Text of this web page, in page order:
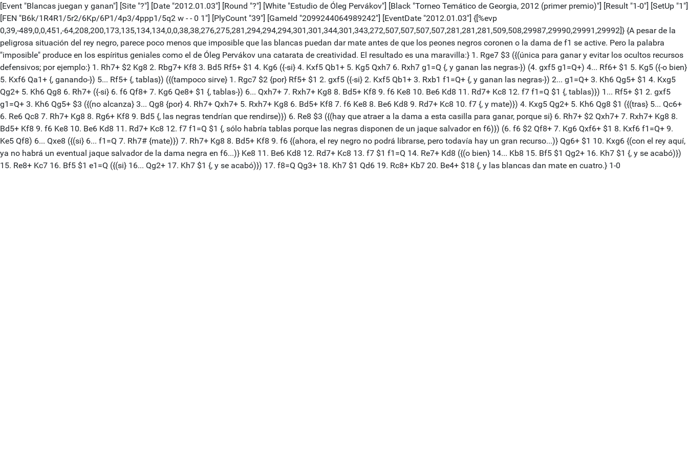
[Event "Blancas juegan y ganan"] [Site "?"] [Date "2012.01.03"] [Round "?"] [White "Estudio de Óleg Pervákov"] [Black "Torneo Temático de Georgia, 2012 (primer premio)"] [Result "1-0"] [SetUp "1"]
[FEN "B6k/1R4R1/5r2/6Kp/6P1/4p3/4ppp1/5q2 w - - 0 1"] [PlyCount "39"] [GameId "2099244064989242"] [EventDate "2012.01.03"] {[%evp
0,39,-489,0,0,451,-64,208,200,173,135,134,134,0,0,38,38,276,275,281,294,294,294,301,301,344,301,343,272,507,507,507,507,281,281,281,509,508,29987,29990,29991,29992]} {A pesar de la
peligrosa situación del rey negro, parece poco menos que imposible que las blancas puedan dar mate antes de que los peones negros coronen o la dama de f1 se active. Pero la palabra
"imposible" produce en los espíritus geniales como el de Óleg Pervákov una catarata de creatividad. El resultado es una maravilla:} 1. Rge7 $3 ({(única para ganar y evitar los ocultos recursos
defensivos; por ejemplo:} 1. Rh7+ $2 Kg8 2. Rbg7+ Kf8 3. Bd5 Rf5+ $1 4. Kg6 ({-si} 4. Kxf5 Qb1+ 5. Kg5 Qxh7 6. Rxh7 g1=Q {, y ganan las negras-}) (4. gxf5 g1=Q+) 4... Rf6+ $1 5. Kg5 ({-o bien}
5. Kxf6 Qa1+ {, ganando-}) 5... Rf5+ {, tablas}) ({(tampoco sirve} 1. Rgc7 $2 {por} Rf5+ $1 2. gxf5 ({-si} 2. Kxf5 Qb1+ 3. Rxb1 f1=Q+ {, y ganan las negras-}) 2... g1=Q+ 3. Kh6 Qg5+ $1 4. Kxg5
Qg2+ 5. Kh6 Qg8 6. Rh7+ ({-si} 6. f6 Qf8+ 7. Kg6 Qe8+ $1 {, tablas-}) 6... Qxh7+ 7. Rxh7+ Kg8 8. Bd5+ Kf8 9. f6 Ke8 10. Be6 Kd8 11. Rd7+ Kc8 12. f7 f1=Q $1 {, tablas)}) 1... Rf5+ $1 2. gxf5
g1=Q+ 3. Kh6 Qg5+ $3 ({(no alcanza} 3... Qg8 {por} 4. Rh7+ Qxh7+ 5. Rxh7+ Kg8 6. Bd5+ Kf8 7. f6 Ke8 8. Be6 Kd8 9. Rd7+ Kc8 10. f7 {, y mate)}) 4. Kxg5 Qg2+ 5. Kh6 Qg8 $1 ({(tras} 5... Qc6+
6. Re6 Qc8 7. Rh7+ Kg8 8. Rg6+ Kf8 9. Bd5 {, las negras tendrían que rendirse)}) 6. Re8 $3 ({(hay que atraer a la dama a esta casilla para ganar, porque si} 6. Rh7+ $2 Qxh7+ 7. Rxh7+ Kg8 8.
Bd5+ Kf8 9. f6 Ke8 10. Be6 Kd8 11. Rd7+ Kc8 12. f7 f1=Q $1 {, sólo habría tablas porque las negras disponen de un jaque salvador en f6)}) (6. f6 $2 Qf8+ 7. Kg6 Qxf6+ $1 8. Kxf6 f1=Q+ 9.
Ke5 Qf8) 6... Qxe8 ({(si} 6... f1=Q 7. Rh7# {mate)}) 7. Rh7+ Kg8 8. Bd5+ Kf8 9. f6 {(ahora, el rey negro no podrá librarse, pero todavía hay un gran recurso...)} Qg6+ $1 10. Kxg6 {(con el rey aquí,
ya no habrá un eventual jaque salvador de la dama negra en f6...)} Ke8 11. Be6 Kd8 12. Rd7+ Kc8 13. f7 $1 f1=Q 14. Re7+ Kd8 ({(o bien} 14... Kb8 15. Bf5 $1 Qg2+ 16. Kh7 $1 {, y se acabó)})
15. Re8+ Kc7 16. Bf5 $1 e1=Q ({(si} 16... Qg2+ 17. Kh7 $1 {, y se acabó)}) 17. f8=Q Qg3+ 18. Kh7 $1 Qd6 19. Rc8+ Kb7 20. Be4+ $18 {, y las blancas dan mate en cuatro.} 1-0